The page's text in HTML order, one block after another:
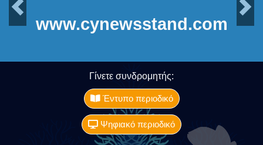
Next
www.cynewsstand.com
Γίνετε συνδρομητής:
Έντυπο περιοδικό
Ψηφιακό περιοδικό